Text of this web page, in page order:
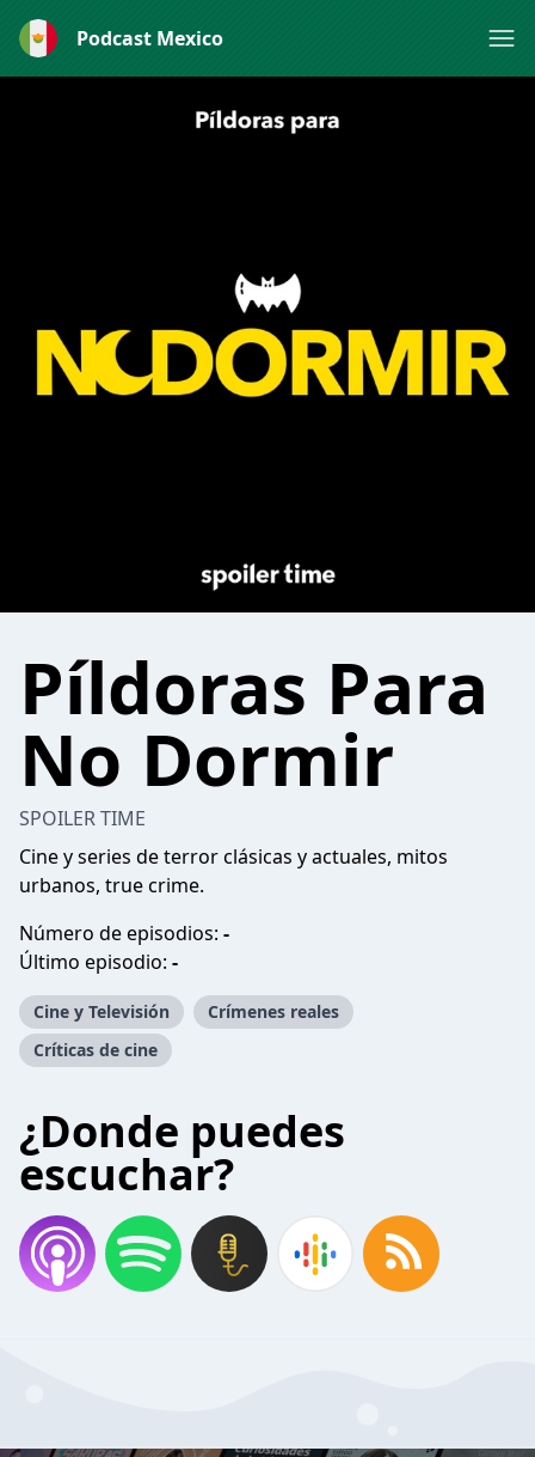
Podcast Mexico
Píldoras Para
No Dormir
SPOILER TIME
Cine y series de terror clásicas y actuales, mitos
urbanos, true crime.
Número de episodios: -
Último episodio: -
Cine y Televisión
Crímenes reales
Críticas de cine
¿Donde puedes
escuchar?